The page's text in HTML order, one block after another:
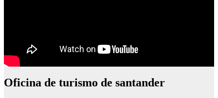
Oficina de turismo de santander